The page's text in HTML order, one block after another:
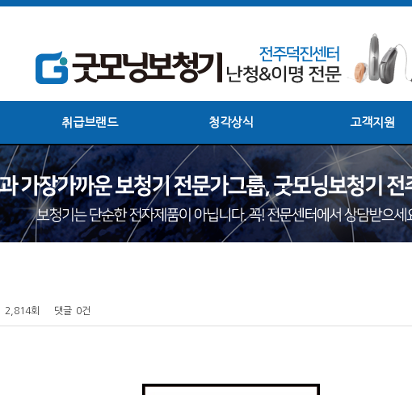
취급브랜드 청각상식 고객지원
2,814회 댓글 0건